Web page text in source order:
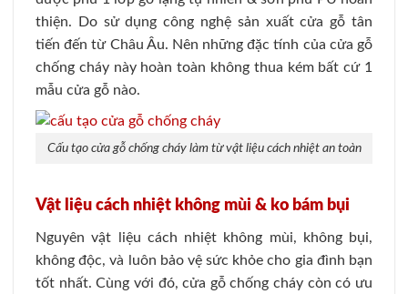
thiện. Do sử dụng công nghệ sản xuất cửa gỗ tân
tiến đến từ Châu Âu. Nên những đặc tính của cửa gỗ
chống cháy này hoàn toàn không thua kém bất cứ 1
mẫu cửa gỗ nào.
Cấu tạo cửa gỗ chống cháy làm từ vật liệu cách nhiệt an toàn
Vật liệu cách nhiệt không mùi & ko bám bụi
Nguyên vật liệu cách nhiệt không mùi, không bụi,
không độc, và luôn bảo vệ sức khỏe cho gia đình bạn
tốt nhất. Cùng với đó, cửa gỗ chống cháy còn có ưu